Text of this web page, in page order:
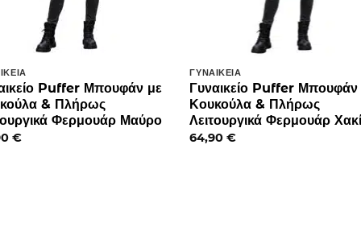
Puffer Μπουφάν με
& Πλήρως
Φερμουάρ Μαύρο
€
ΓΥΝΑΙΚΕΊΑ
Γυναικείο Puffer Μπουφάν
Κουκούλα & Πλήρως
Λειτουργικά Φερμουάρ
64,90€